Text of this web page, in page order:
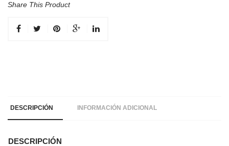
Share This Product
DESCRIPCIÓN INFORMACIÓN ADICIONAL
DESCRIPCIÓN